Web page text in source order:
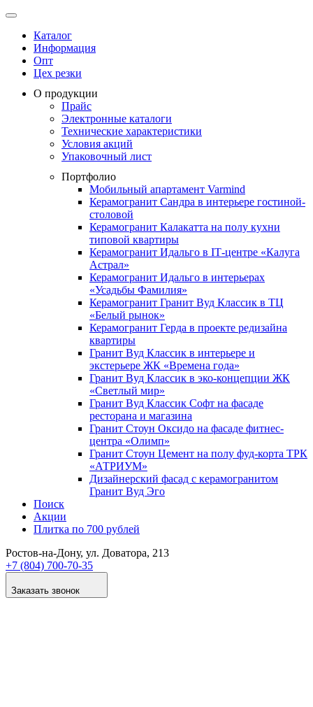
Каталог
Информация
Опт
Цех резки
О продукции
Прайс
Электронные каталоги
Технические характеристики
Условия акций
Упаковочный лист
Портфолио
Мобильный апартамент Varmind
Керамогранит Сандра в интерьере гостиной-
столовой
Керамогранит Калакатта на полу кухни
типовой квартиры
Керамогранит Идальго в IТ-центре «Калуга
Астрал»
Керамогранит Идальго в интерьерах
«Усадьбы Фамилия»
Керамогранит Гранит Вуд Классик в ТЦ
«Белый рынок»
Керамогранит Герда в проекте редизайна
квартиры
Гранит Вуд Классик в интерьере и
экстерьере ЖК «Времена года»
Гранит Вуд Классик в эко-концепции ЖК
«Светлый мир»
Гранит Вуд Классик Софт на фасаде
ресторана и магазина
Гранит Стоун Оксидо на фасаде фитнес-
центра «Олимп»
Гранит Стоун Цемент на полу фуд-корта ТРК
«АТРИУМ»
Дизайнер­ский фасад с керамогранитом
Гранит Вуд Эго
Поиск
Акции
Плитка по 700 рублей
Ростов-на-Дону, ул. Доватора, 213
+7 (804) 700-70-35
Заказать звонок